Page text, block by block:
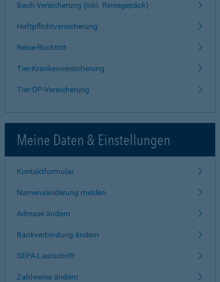
Sach-Versicherung (inkl. Reisegepäck)
Haftpflichtversicherung
Reise-Rücktritt
Tier-Krankenversicherung
Tier-OP-Versicherung
Meine Daten & Einstellungen
Kontaktformular
Namensänderung melden
Adresse ändern
Bankverbindung ändern
SEPA-Lastschrift
Zahlweise ändern